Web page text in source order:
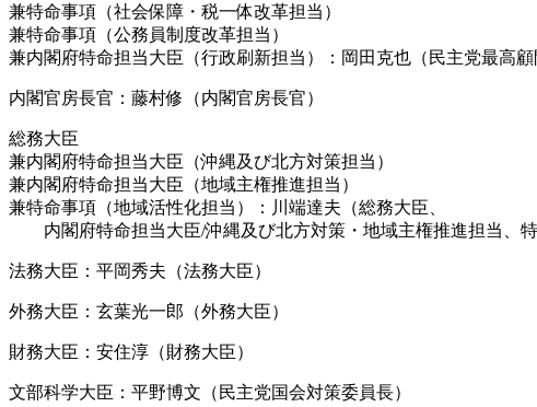
兼特命事項（社会保障・税一体改革担当）
兼特命事項（公務員制度改革担当）
兼内閣府特命担当大臣（行政刷新担当）：岡田克也（民主党最高顧
内閣官房長官：藤村修（内閣官房長官）
総務大臣
兼内閣府特命担当大臣（沖縄及び北方対策担当）
兼内閣府特命担当大臣（地域主権推進担当）
兼特命事項（地域活性化担当）：川端達夫（総務大臣、
内閣府特命担当大臣/沖縄及び北方対策・地域主権推進担当、特
法務大臣：平岡秀夫（法務大臣）
外務大臣：玄葉光一郎（外務大臣）
財務大臣：安住淳（財務大臣）
文部科学大臣：平野博文（民主党国会対策委員長）